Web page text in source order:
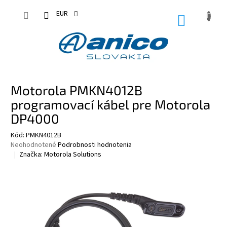
EUR
Motorola PMKN4012B
programovací kábel pre Motorola
DP4000
Kód: PMKN4012B
Priemerné
hodnotenie
Neohodnotené Podrobnosti hodnotenia
Značka: Motorola Solutions